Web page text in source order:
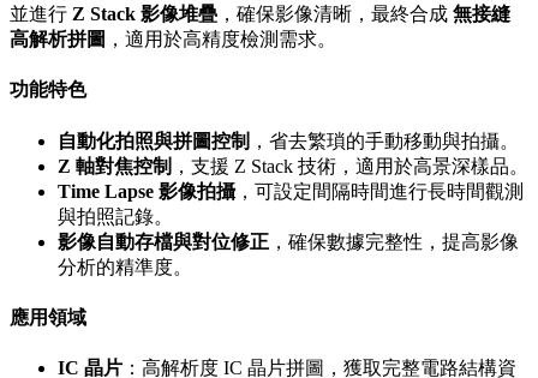
並進行 Z Stack 影像堆疊 ，確保影像清晰，最終合成 無接縫
高解析拼圖 ，適用於高精度檢測需求。
功能特色
自動化拍照與拼圖控制 ，省去繁瑣的手動移動與拍攝。
Z 軸對焦控制 ，支援 Z Stack 技術，適用於高景深樣品。
Time Lapse 影像拍攝，可設定間隔時間進行長時間觀測
與拍照記錄。
影像自動存檔與對位修正 ，確保數據完整性，提高影像
分析的精準度。
應用領域
IC 晶片 ：高解析度 IC 晶片拼圖，獲取完整電路結構資